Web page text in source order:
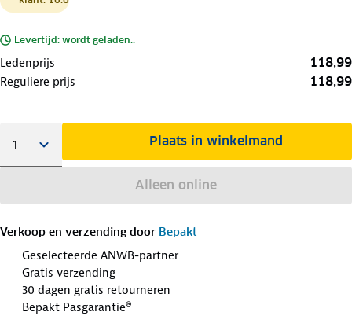
Levertijd: wordt geladen..
Ledenprijs 118,99
Reguliere prijs 118,99
Plaats in winkelmand
Alleen online
Verkoop en verzending door Bepakt
Geselecteerde ANWB-partner
Gratis verzending
30 dagen gratis retourneren
Bepakt Pasgarantie®